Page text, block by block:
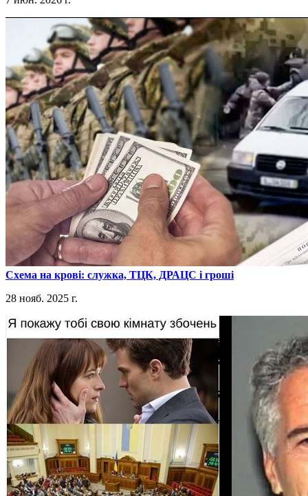
​Схема на крові: служка, ТЦК, ДРАЦС і гроші
28 нояб. 2025 г.